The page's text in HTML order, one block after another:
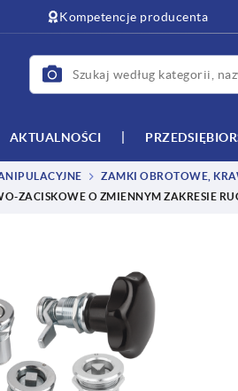
Kompetencje producenta
AKTUALNOŚCI
ZAMKI OBROTOWE,
ZACISKOWE O ZMIENNYM ZAKRESIE